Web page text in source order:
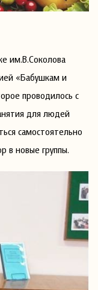
им.В.Соколова
«Бабушкам и
проводилось с
для людей
самостоятельно
в новые группы.